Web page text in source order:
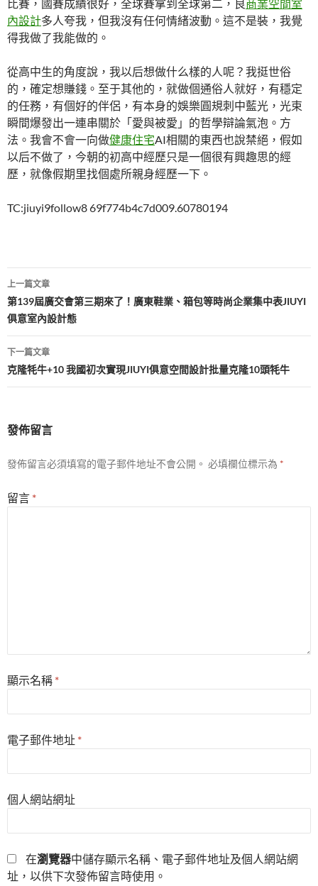
比賽，國賽成績很好，全球賽拿到全球第二，良商業空間室
內設計多人夸我，但我沒有任何情緒波動。這不是裝，我覺
得我做了我能做的。
從高中生的角度說，我以后想做什么樣的人呢？我挺世俗
的，確定想賺錢。至于其他的，就做個通俗人就好，有穩定
的任務，有個好的伴侶，有本身的娛樂圓規刺中藍光，光束
瞬間爆發出一連串關於「愛與被愛」的哲學辯論氣泡。方
法。我會不會一向做健康住宅AI相關的東西也說禁絕，假如
以后不做了，今朝的初高中經歷只是一個很有興趣思的經
歷，就像假期里找個處所親身經歷一下。
TC:jiuyi9follow8 69f774b4c7d009.60780194
文
章
導
覽
上一篇文章
第139屆廣交會第三期來了！廣東鞋業、箱包等時尚企業集中表JIUYI
俱意室內設計態
下一篇文章
克隆牦牛+10 我國初次實現JIUYI俱意空間設計批量克隆10頭牦牛
發佈留言
發佈留言必須填寫的電子郵件地址不會公開。 必填欄位標示為 *
留言 *
顯示名稱 *
電子郵件地址 *
個人網站網址
在瀏覽器中儲存顯示名稱、電子郵件地址及個人網站網
址，以供下次發佈留言時使用。